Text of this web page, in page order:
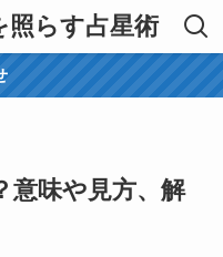
照らす占星術
意味や見方、解